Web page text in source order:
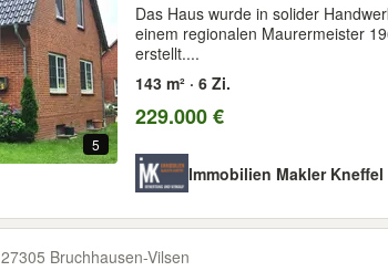
5
Das Haus wurde in solider
einem regionalen Maurermeister
erstellt....
143 m² · 6 Zi.
229.000 €
Immobilien Makler Kneffel
27305 Bruchhausen-Vilsen